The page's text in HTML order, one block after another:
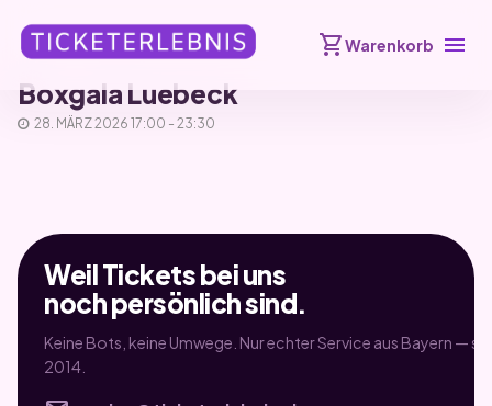
shopping_cartWarenkorb menu
Boxgala Luebeck
28. MÄRZ 2026 17:00 - 23:30
Weil Tickets bei uns
noch persönlich sind.
Keine Bots, keine Umwege. Nur echter Service aus Bayern —
2014.